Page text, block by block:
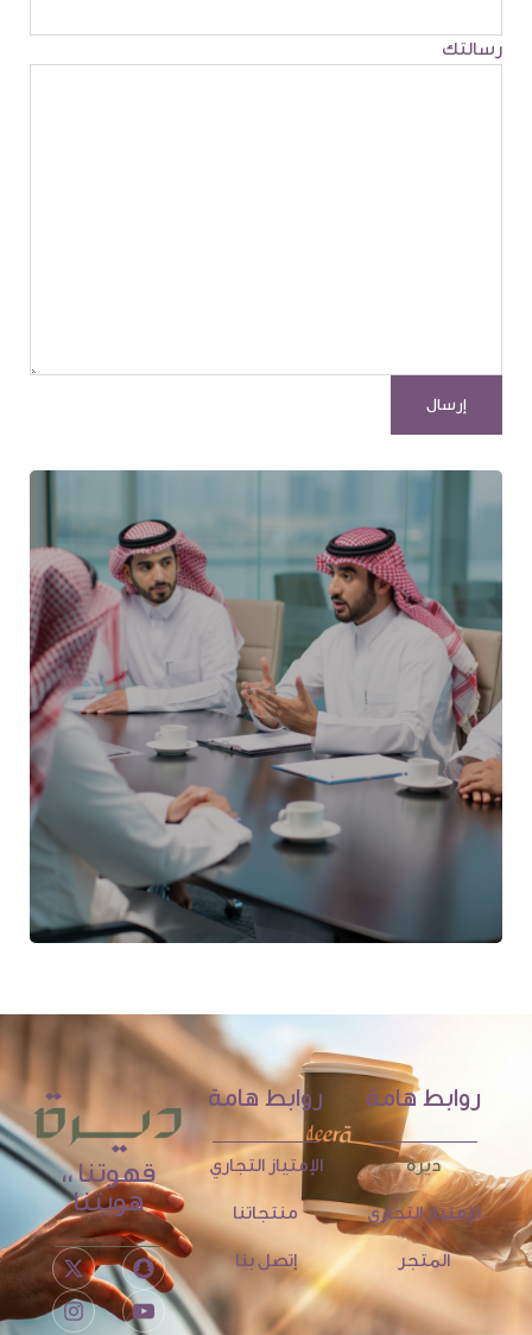
قهوتنا ،،
هويتنا
روابط هامة
ديرة
الإمتياز التجاري
المتجر
روابط هامة
الإمتياز التجاري
إتصل بنا